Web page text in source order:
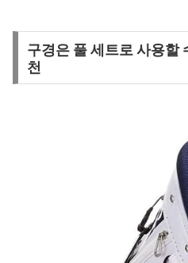
구경은 풀 세트로 사용할
천